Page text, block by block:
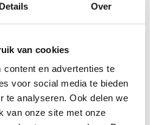
Details Over
van cookies
en advertenties te
voor social media te bieden
te analyseren. Ook delen we
van onze site met onze